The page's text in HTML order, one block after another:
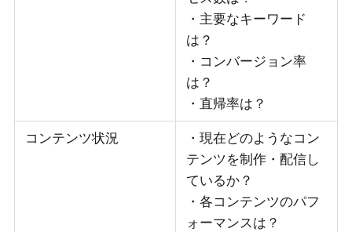
・主要なキーワード
は？
・コンバージョン率
は？
・直帰率は？
コンテンツ状況
・現在どのようなコン
テンツを制作・配信し
ているか？
・各コンテンツのパフ
ォーマンスは？